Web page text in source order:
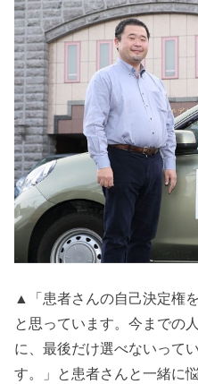
▲「患者さんの自己決定権
と思っています。今までの
に、最後だけ選べないって
す。」と患者さんと一緒に